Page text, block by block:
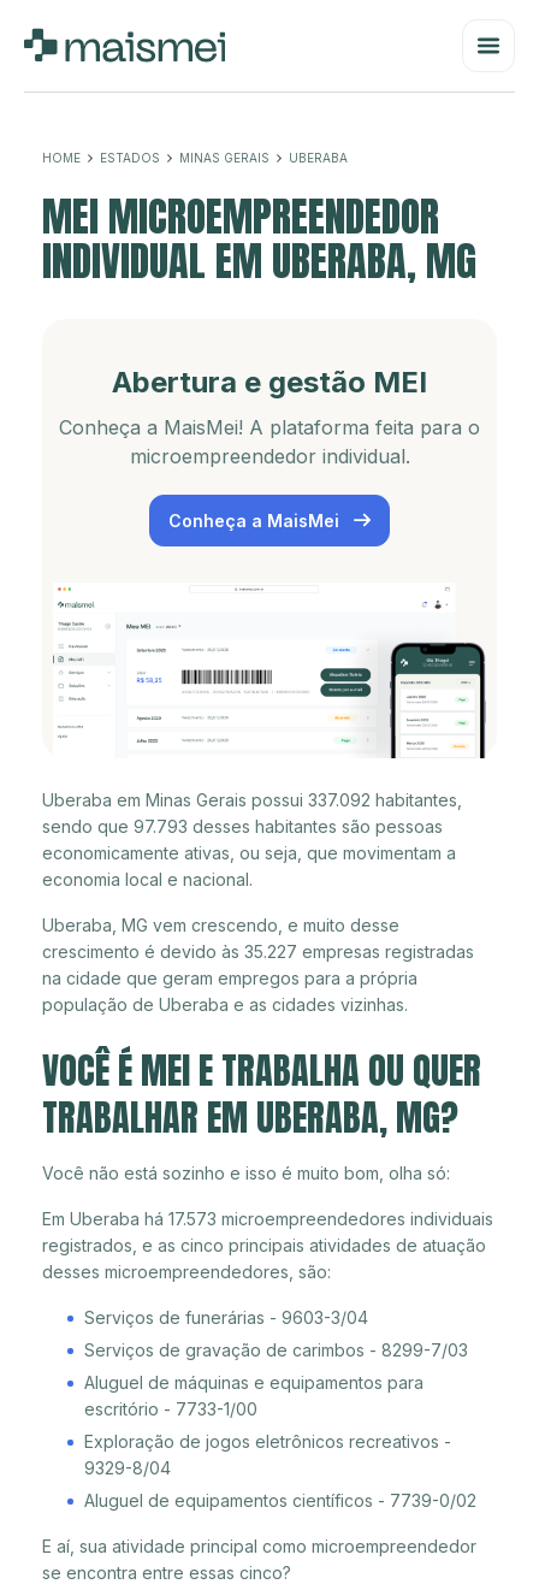
HOME ESTADOS MINAS GERAIS UBERABA
MEI MICROEMPREENDEDOR
INDIVIDUAL EM UBERABA, MG
Abertura e gestão MEI
Conheça a MaisMei! A plataforma feita para o
microempreendedor individual.
Conheça a MaisMei
Uberaba em Minas Gerais possui 337.092 habitantes,
sendo que 97.793 desses habitantes são pessoas
economicamente ativas, ou seja, que movimentam a
economia local e nacional.
Uberaba, MG vem crescendo, e muito desse
crescimento é devido às 35.227 empresas registradas
na cidade que geram empregos para a própria
população de Uberaba e as cidades vizinhas.
VOCÊ É MEI E TRABALHA OU QUER
TRABALHAR EM UBERABA, MG?
Você não está sozinho e isso é muito bom, olha só:
Em Uberaba há 17.573 microempreendedores individuais
registrados, e as cinco principais atividades de atuação
desses microempreendedores, são:
Serviços de funerárias - 9603-3/04
Serviços de gravação de carimbos - 8299-7/03
Aluguel de máquinas e equipamentos para
escritório - 7733-1/00
Exploração de jogos eletrônicos recreativos -
9329-8/04
Aluguel de equipamentos científicos - 7739-0/02
E aí, sua atividade principal como microempreendedor
se encontra entre essas cinco?